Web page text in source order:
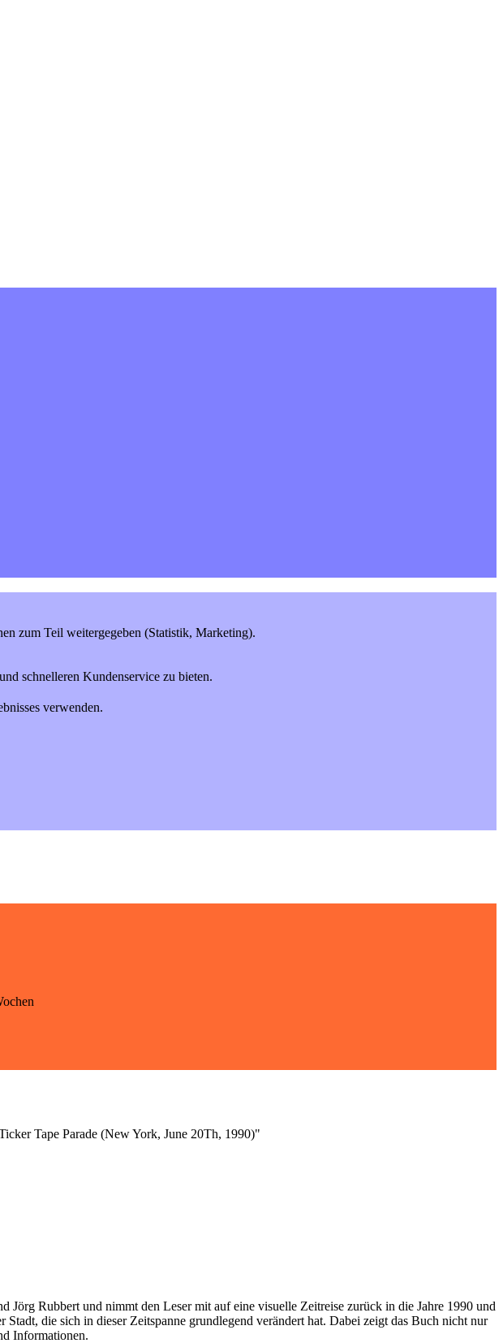
zum Teil weitergegeben (Statistik, Marketing).
schnelleren Kundenservice zu bieten.
verwenden.
Tape Parade (New York, June 20Th, 1990)"
Rubbert und nimmt den Leser mit auf eine visuelle Zeitreise zurück in die Jahre 1990 und
die sich in dieser Zeitspanne grundlegend verändert hat. Dabei zeigt das Buch nicht nur
Informationen.